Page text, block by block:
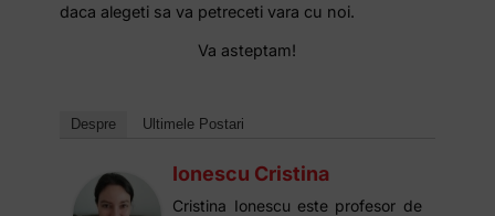
daca alegeti sa va petreceti vara cu noi.
Va asteptam!
Despre Ultimele Postari
Ionescu Cristina
Cristina Ionescu este profesor de